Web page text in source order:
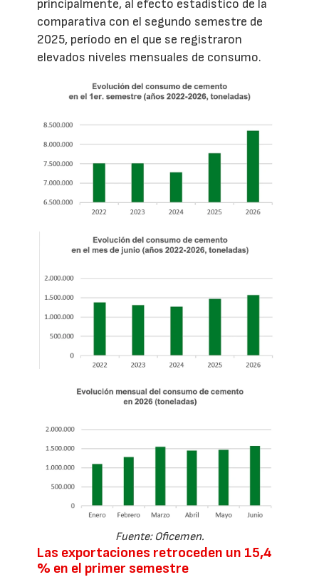
principalmente, al efecto estadístico de la
comparativa con el segundo semestre de
2025, período en el que se registraron
elevados niveles mensuales de consumo.
Fuente: Oficemen.
Las exportaciones retroceden un 15,4
% en el primer semestre